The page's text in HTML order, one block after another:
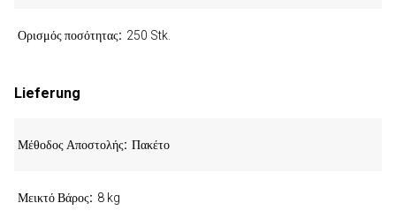
Ορισμός ποσότητας 250 Stk.
Lieferung
Μέθοδος Αποστολής Πακέτο
Μεικτό Βάρος 8 kg